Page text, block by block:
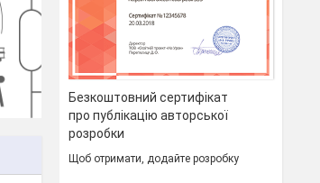
Безкоштовний сертифікат
про публікацію авторської
розробки
Щоб отримати, додайте розробку